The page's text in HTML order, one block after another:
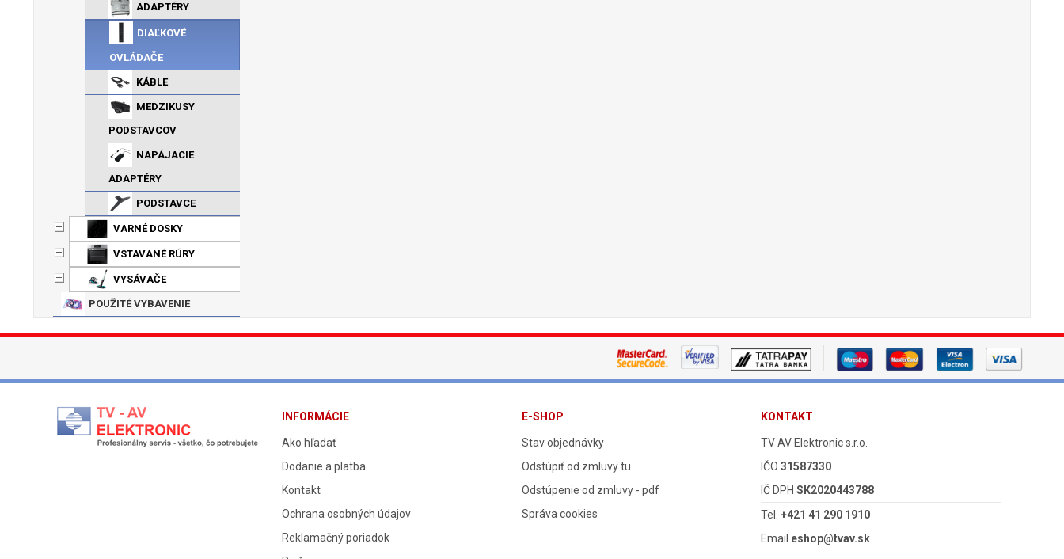
ADAPTÉRY
DIAĽKOVÉ
OVLÁDAČE
KÁBLE
MEDZIKUSY
PODSTAVCOV
NAPÁJACIE
ADAPTÉRY
PODSTAVCE
VARNÉ DOSKY
VSTAVANÉ RÚRY
VYSÁVAČE
POUŽITÉ VYBAVENIE
INFORMÁCIE
Ako hľadať
Dodanie a platba
Kontakt
Ochrana osobných údajov
Reklamačný poriadok
E-SHOP
Stav objednávky
Odstúpiť od zmluvy tu
Odstúpenie od zmluvy - pdf
Správa cookies
KONTAKT
TV AV Elektronic s.r.o.
IČO 31587330
IČ DPH SK2020443788
Tel. +421 41 290 1910
Email eshop@tvav.sk